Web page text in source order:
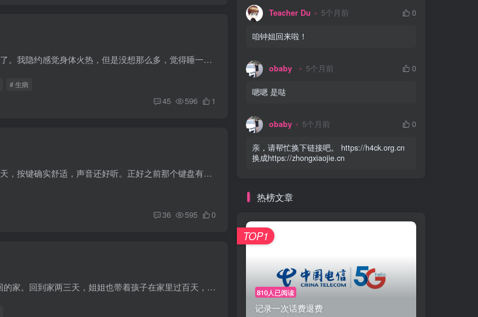
事情起因是一个晚上，舍友都上床睡觉了。我隐约感觉身体火热，但是没想那么多，觉得睡一觉就好了，结果第二天一起床就发烧到 39.4℃ 。去医院输了水，退烧了也没那么难受了。结果剩下几天一直腹...
# 生病
45 596 1
最近舍友换了新的键盘，借过来用了两天，按键确实舒适，声音还好听。正好之前那个键盘有的按键断触，就干脆出掉购入了标题这款键盘。这款键盘也有对应的 Pro 款，区别是 Pro 款是全铝外壳，但是...
36 595 0
月初 7月在学校多待了一个月，8月才回的家。回到家两三天，姐姐也带着孩子在家里过百天，两个多月的小娃娃是真难照顾，晚上还要起来喂奶，姐姐说就是太熬得慌。有了小孩子花钱和瀑布一样，哪哪...
Teacher Du
5个月前 0
咱钟姐回来啦！
obaby 5个月前 0
嗯嗯 是哒
obaby 5个月前 0
亲，请帮忙换下链接吧。 https://h4ck.org.cn
换成https://zhongxiaojie.cn
热榜文章
810人已阅读
记录一次话费退费
TOP1